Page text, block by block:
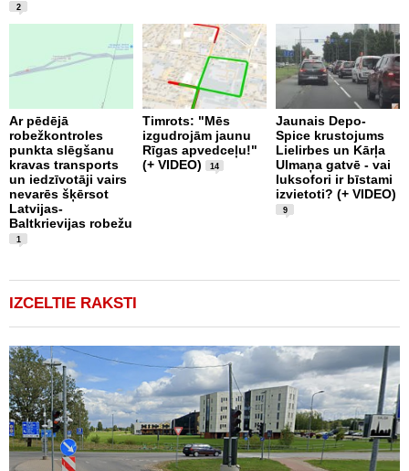
2
Ar pēdējā
robežkontroles
punkta slēgšanu
kravas transports
un iedzīvotāji vairs
nevarēs šķērsot
Latvijas-
Baltkrievijas robežu
1
Timrots: "Mēs
izgudrojām jaunu
Rīgas apvedceļu!"
(+ VIDEO)
14
Jaunais Depo-
Spice krustojums
Lielirbes un Kārļa
Ulmaņa gatvē - vai
luksofori ir bīstami
izvietoti? (+ VIDEO)
9
IZCELTIE RAKSTI